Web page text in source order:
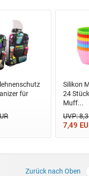
für
Silikon
24
Muff...
UVP:
7,49
Zurück nach Oben